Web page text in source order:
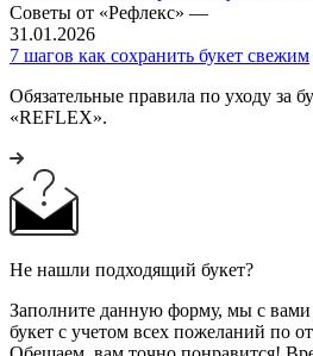
Советы от «Рефлекс» —
31.01.2026
7 шагов как сохранить букет свежим
Обязательные правила по уходу за
«REFLEX».
Не нашли подходящий букет?
Заполните данную форму, мы с вами
букет с учетом всех пожеланий по